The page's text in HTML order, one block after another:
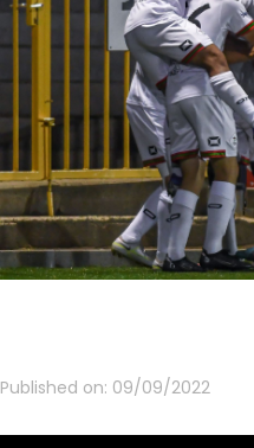
Published on: 09/09/2022